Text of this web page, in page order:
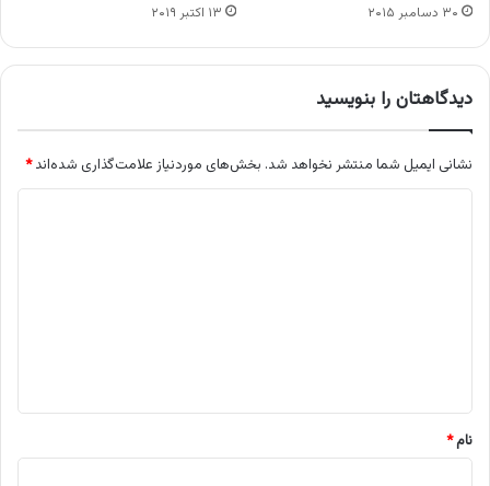
۳۰ دسامبر ۲۰۱۵ ۱۳ اکتبر ۲۰۱۹
دیدگاهتان را بنویسید
نشانی ایمیل شما منتشر نخواهد شد. بخش‌های موردنیاز علامت‌گذاری شده‌اند*
نام*